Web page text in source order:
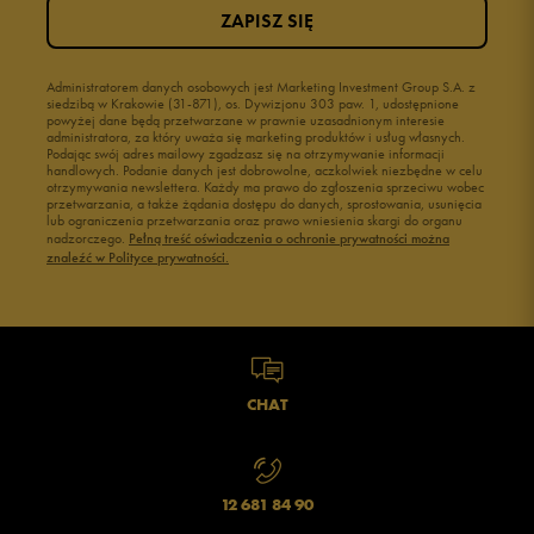
Administratorem danych osobowych jest Marketing Investment Group S.A. z
siedzibą w Krakowie (31-871), os. Dywizjonu 303 paw. 1, udostępnione
powyżej dane będą przetwarzane w prawnie uzasadnionym interesie
administratora, za który uważa się marketing produktów i usług własnych.
Podając swój adres mailowy zgadzasz się na otrzymywanie informacji
handlowych. Podanie danych jest dobrowolne, aczkolwiek niezbędne w celu
otrzymywania newslettera. Każdy ma prawo do zgłoszenia sprzeciwu wobec
przetwarzania, a także żądania dostępu do danych, sprostowania, usunięcia
lub ograniczenia przetwarzania oraz prawo wniesienia skargi do organu
nadzorczego. Pełną treść oświadczenia o ochronie prywatności można
znaleźć w Polityce prywatności.
ZAPISZ SIĘ
CHAT
12 681 84 90